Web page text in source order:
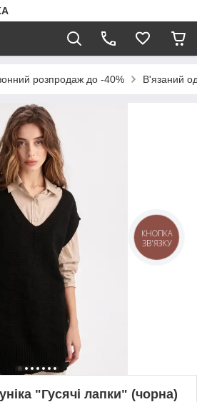
розпродаж до -40% В'язаний
"Гусячі лапки" (чорна)
КНОПКА
ЗВ'ЯЗКУ